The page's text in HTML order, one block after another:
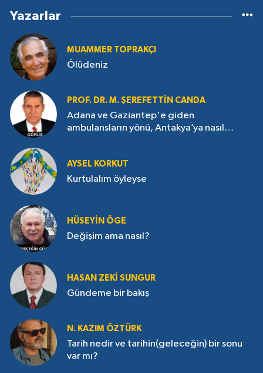
Yazarlar
MUAMMER TOPRAKÇI
Ölüdeniz
PROF. DR. M. ŞEREFETTIN CANDA
Adana ve Gaziantep'e giden
ambulansların yönü, Antakya’ya nasıl
AYSEL KORKUT
Kurtulalım öyleyse
HÜSEYIN ÖGE
Değişim ama nasıl?
HASAN ZEKI SUNGUR
Gündeme bir bakış
N. KAZIM ÖZTÜRK
Tarih nedir ve tarihin(geleceğin) bir sonu
var mı?